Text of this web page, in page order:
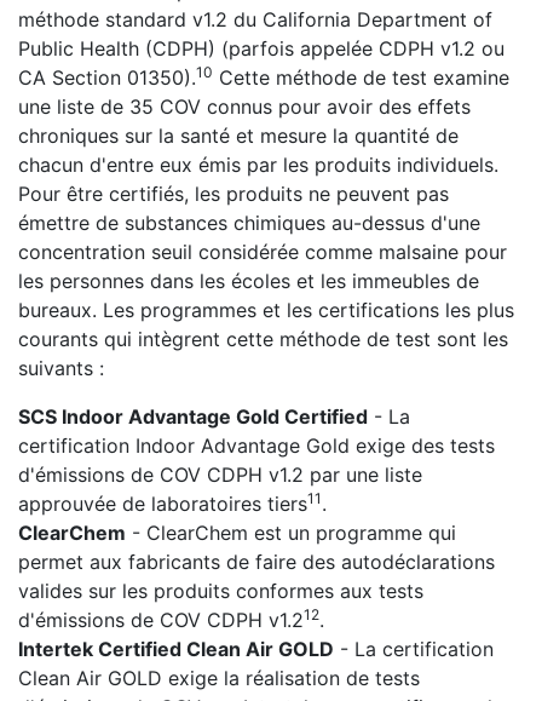
méthode standard v1.2 du California Department of
Public Health (CDPH) (parfois appelée CDPH v1.2 ou
CA Section 01350).10 Cette méthode de test examine
une liste de 35 COV connus pour avoir des effets
chroniques sur la santé et mesure la quantité de
chacun d'entre eux émis par les produits individuels.
Pour être certifiés, les produits ne peuvent pas
émettre de substances chimiques au-dessus d'une
concentration seuil considérée comme malsaine pour
les personnes dans les écoles et les immeubles de
bureaux. Les programmes et les certifications les plus
courants qui intègrent cette méthode de test sont les
suivants :
SCS Indoor Advantage Gold Certified - La
certification Indoor Advantage Gold exige des tests
d'émissions de COV CDPH v1.2 par une liste
approuvée de laboratoires tiers11 .
ClearChem - ClearChem est un programme qui
permet aux fabricants de faire des autodéclarations
valides sur les produits conformes aux tests
d'émissions de COV CDPH v1.212.
Intertek Certified Clean Air GOLD - La certification
Clean Air GOLD exige la réalisation de tests